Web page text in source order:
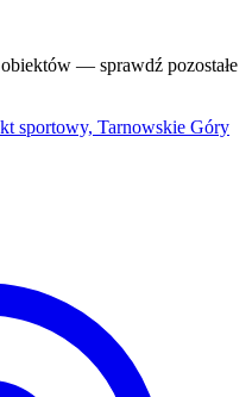
— sprawdź pozostałe